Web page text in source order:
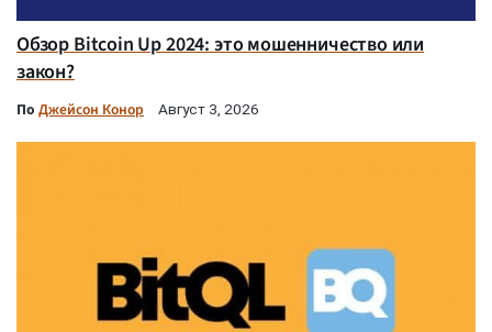
Обзор Bitcoin Up 2024: это мошенничество или
закон?
По Джейсон Конор Август 3, 2026